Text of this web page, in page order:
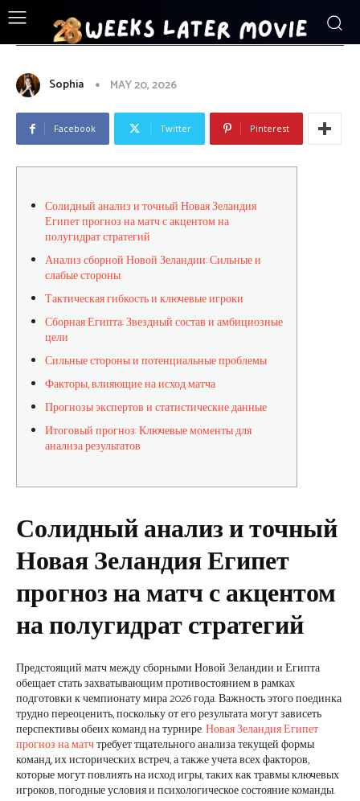
Солидный анализ и точный
Новая Зеландия Египет прогноз
полугидрат стратегий
Sophia MAY 20, 2026
Facebook Twitter Pinterest
Солидный анализ и точный Новая Зеландия
Египет прогноз на матч с акцентом на
полугидрат стратегий
Анализ сборной Новой Зеландии: Сильные и
слабые стороны
Тактическая гибкость и ключевые игроки
Сборная Египта: Звездный состав и амбициозные
цели
Сильные стороны и потенциальные проблемы
Факторы, влияющие на исход матча
Прогнозы экспертов и статистические данные
Итоговый прогноз: Ключевые моменты для
анализа результатов
Солидный анализ и точный
Новая Зеландия Египет
прогноз на матч с акцентом
на полугидрат стратегий
Предстоящий матч между сборными Новой Зеландии и Египта
обещает стать захватывающим противостоянием в рамках
подготовки к чемпионату мира 2026 года. Важность этого поединка
трудно переоценить, поскольку от его результата могут зависеть
перспективы обеих команд на турнире.Новая Зеландия Египет
прогноз на матчтребует тщательного анализа текущей формы
команд, их исторических встреч, а также учета всех факторов,
которые могут повлиять на исход игры, таких как травмы ключевых
игроков, погодные условия и психологическое состояние команды.